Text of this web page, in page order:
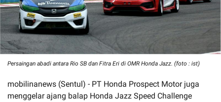
Persaingan abadi antara Rio SB dan Fitra Eri di OMR Honda Jazz. (foto : ist)
mobilinanews (Sentul) - PT Honda Prospect Motor juga
menggelar ajang balap Honda Jazz Speed Challenge